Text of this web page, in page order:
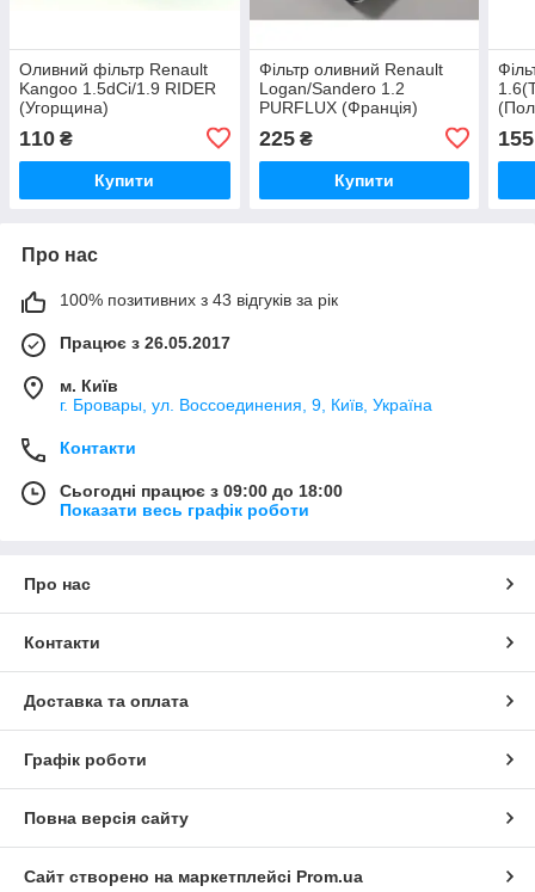
Оливний фільтр Renault
Kangoo 1.5dCi/1.9 RIDER
(Угорщина)
110 ₴
Купити
Фільтр оливний Renault
Logan/Sandero 1.2
PURFLUX (Франція)
225₴
Купити
155
Про нас
100% позитивних з 43 відгуків за рік
Працює з 26.05.2017
м. Київ
г. Бровары, ул. Воссоединения, 9, Київ, Україна
Контакти
Сьогодні працює з 09:00 до 18:00
Показати весь графік роботи
Про нас
Контакти
Доставка та оплата
Графік роботи
Повна версія сайту
Сайт створено на маркетплейсі Prom.ua